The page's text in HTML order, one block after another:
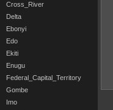
Cross_River
Delta
Ebonyi
Edo
Ekiti
Enugu
Federal_Capital_Territory
Gombe
Imo